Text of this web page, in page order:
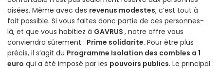
aisées. Même avec des revenus modestes, c’est tout à
fait possible. Si vous faites donc partie de ces personnes-
là, et que vous habitiez à GAVRUS , notre offre vous
conviendra sûrement : Prime solidarite. Pour être plus
précis, il s’agit du Programme Isolation des combles a 1
euro qui a été imposé par les pouvoirs publics. Le principal